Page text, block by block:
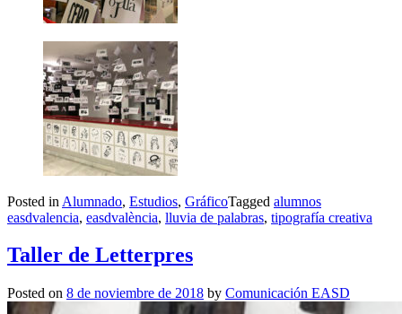
Posted in Alumnado, Estudios, GráficoTagged alumnos
easdvalencia, easdvalència, lluvia de palabras, tipografía creativa
Taller de Letterpres
Posted on 8 de noviembre de 2018 by Comunicación EASD